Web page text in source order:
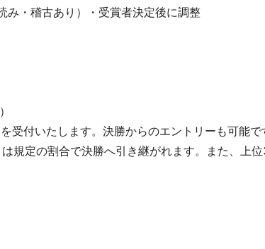
・稽古あり）・受賞者決定後に調整
付いたします。決勝からのエントリーも可能で
規定の割合で決勝へ引き継がれます。また、上